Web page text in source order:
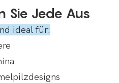
Sie Jede Aus
ideal für: